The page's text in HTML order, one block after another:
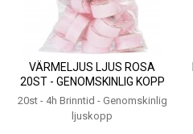
VÄRMELJUS LJUS ROSA
20ST - GENOMSKINLIG KOPP
4H
20st - 4h Brinntid - Genomskinlig
ljuskopp